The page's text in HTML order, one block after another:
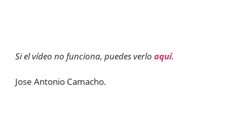
Si el vídeo no funciona, puedes verlo aquí.
Jose Antonio Camacho.